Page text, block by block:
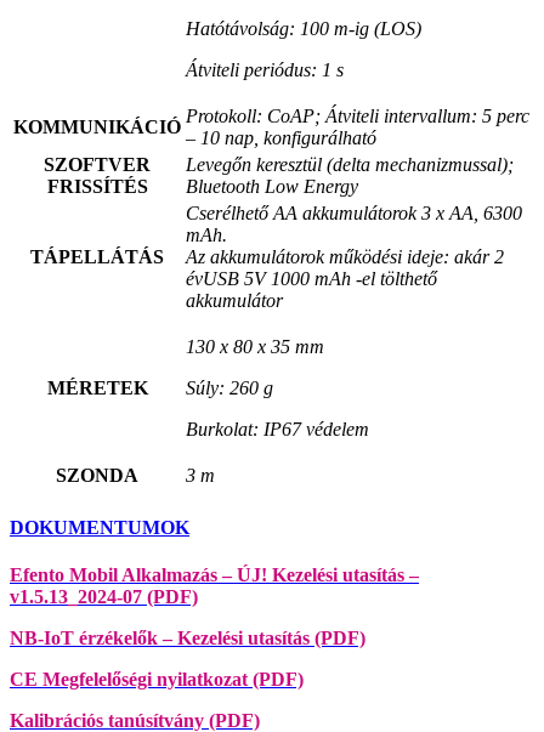
Hatótávolság: 100 m-ig (LOS)
Átviteli periódus: 1 s
KOMMUNIKÁCIÓ
Protokoll: CoAP; Átviteli intervallum: 5 perc
– 10 nap, konfigurálható
SZOFTVER
FRISSÍTÉS
Levegőn keresztül (delta mechanizmussal);
Bluetooth Low Energy
TÁPELLÁTÁS
Cserélhető AA akkumulátorok3 x AA, 6300
mAh.
Az akkumulátorok működési ideje: akár 2
évUSB 5V 1000 mAh -el tölthető
akkumulátor
MÉRETEK
130 x 80 x 35 mm
Súly: 260 g
Burkolat: IP67 védelem
SZONDA 3 m
DOKUMENTUMOK
Efento Mobil Alkalmazás – ÚJ! Kezelési utasítás –
v1.5.13_2024-07 (PDF)
NB-IoT érzékelők – Kezelési utasítás (PDF)
CE Megfelelőségi nyilatkozat (PDF)
Kalibrációs tanúsítvány (PDF)